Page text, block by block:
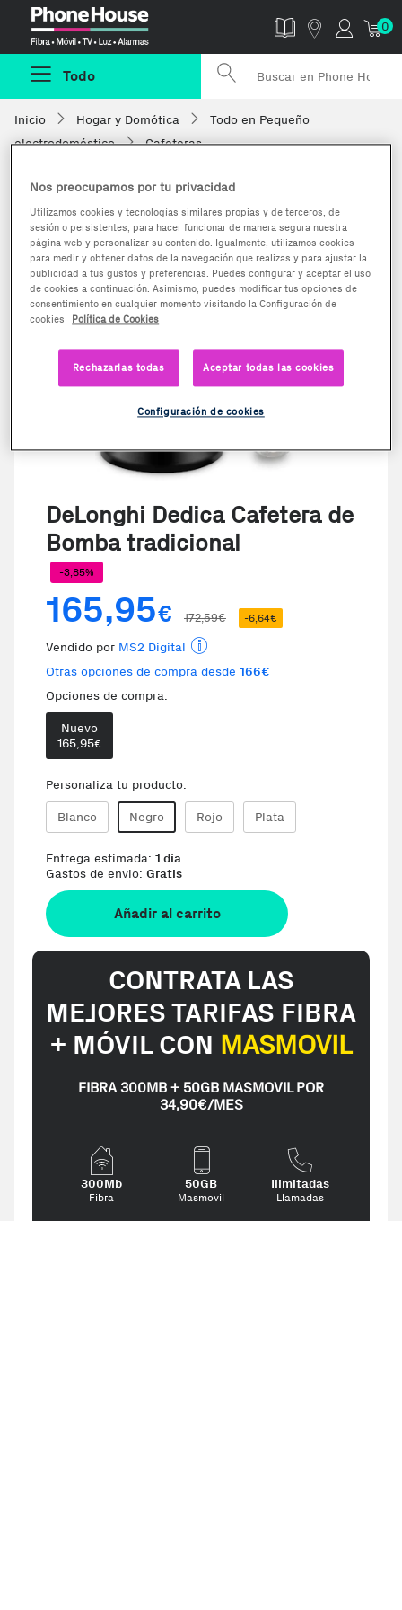
0
Todo
Inicio Hogar y Domótica
Todo en Pequeño
electrodoméstico
Cafeteras
DeLonghi Dedica Cafetera de
Bomba tradicional
-3,85%
165,95€ 172,59€ -6,64€
Vendido por MS2 Digital
Otras opciones de compra desde 166€
Opciones de compra:
Nuevo
165,95€
Personaliza tu producto:
Blanco Negro Rojo Plata
Entrega estimada: 1 día
Gastos de envio: Gratis
Añadir al carrito
CONTRATA LAS
MEJORES TARIFAS FIBRA
+ MÓVIL CON MASMOVIL
FIBRA 300MB + 50GB MASMOVIL POR
34,90€/MES
300Mb
Fibra
50GB
Masmovil
Ilimitadas
Llamadas
Nos preocupamos por tu privacidad
Utilizamos cookies y tecnologías similares propias y de terceros, de
sesión o persistentes, para hacer funcionar de manera segura nuestra
página web y personalizar su contenido. Igualmente, utilizamos cookies
para medir y obtener datos de la navegación que realizas y para ajustar la
publicidad a tus gustos y preferencias. Puedes configurar y aceptar el uso
de cookies a continuación. Asimismo, puedes modificar tus opciones de
consentimiento en cualquier momento visitando la Configuración de
cookies
Política de Cookies
Rechazarlas todas Aceptar todas las cookies
Configuración de cookies